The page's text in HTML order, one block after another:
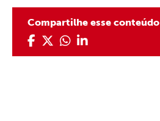
Compartilhe esse conteúdo